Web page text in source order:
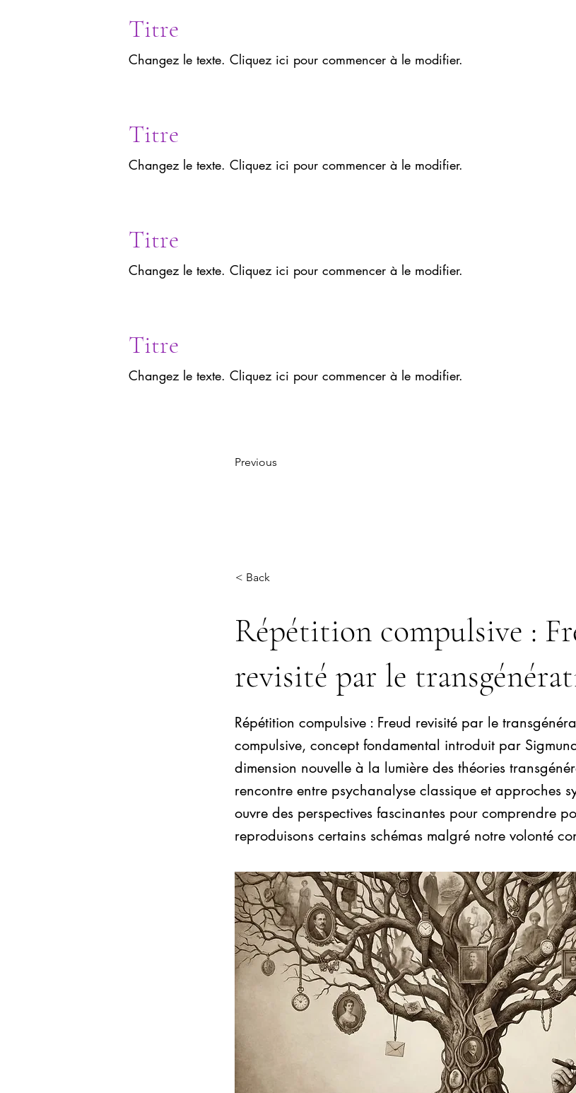
Titre
Changez le texte. Cliquez ici pour commencer à le modifier.
Titre
Changez le texte. Cliquez ici pour commencer à le modifier.
Titre
Changez le texte. Cliquez ici pour commencer à le modifier.
Titre
Changez le texte. Cliquez ici pour commencer à le modifier.
Previous
< Back
Répétition compulsive :
revisité par le
Répétition compulsive : Freud revisité par le
compulsive, concept fondamental introduit par
dimension nouvelle à la lumière des théories
rencontre entre psychanalyse classique et approches
ouvre des perspectives fascinantes pour comprendre
reproduisons certains schémas malgré notre volonté